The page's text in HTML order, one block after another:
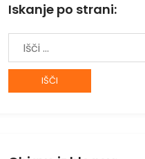
Iskanje po strani:
Išči: